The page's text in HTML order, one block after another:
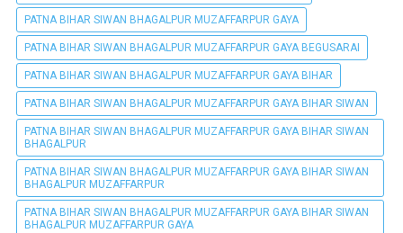
PATNA BIHAR SIWAN BHAGALPUR MUZAFFARPUR GAYA
PATNA BIHAR SIWAN BHAGALPUR MUZAFFARPUR GAYA BEGUSARAI
PATNA BIHAR SIWAN BHAGALPUR MUZAFFARPUR GAYA BIHAR
PATNA BIHAR SIWAN BHAGALPUR MUZAFFARPUR GAYA BIHAR SIWAN
PATNA BIHAR SIWAN BHAGALPUR MUZAFFARPUR GAYA BIHAR SIWAN
BHAGALPUR
PATNA BIHAR SIWAN BHAGALPUR MUZAFFARPUR GAYA BIHAR SIWAN
BHAGALPUR MUZAFFARPUR
PATNA BIHAR SIWAN BHAGALPUR MUZAFFARPUR GAYA BIHAR SIWAN
BHAGALPUR MUZAFFARPUR GAYA